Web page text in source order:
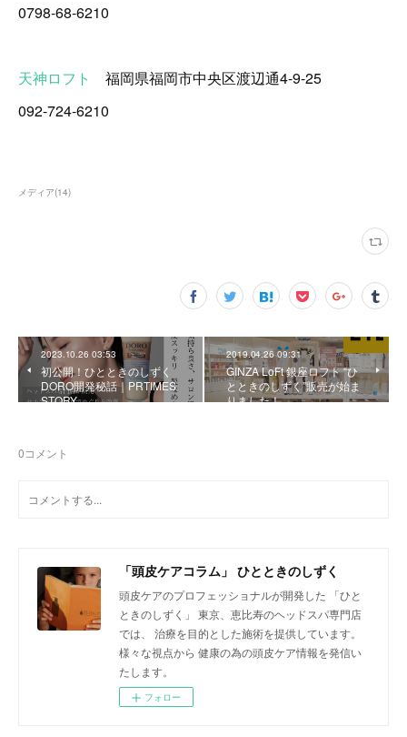
0798-68-6210
天神ロフト
福岡県福岡市中央区渡辺通4-9-25
092-724-6210
メディア(14)
2023.10.26 03:53
初公開！ひとときのしずく
DORO開発秘話｜PRTIMES
STORY
2019.04.26 09:31
GINZA LoFt 銀座ロフト “ひ
とときのしずく”販売が始ま
りました！
0コメント
「頭皮ケアコラム」 ひとときのしずく
頭皮ケアのプロフェッショナルが開発した 「ひと
ときのしずく」 東京、恵比寿のヘッドスパ専門店
では、 治療を目的とした施術を提供しています。
様々な視点から 健康の為の頭皮ケア情報を発信い
たします。
フォロー